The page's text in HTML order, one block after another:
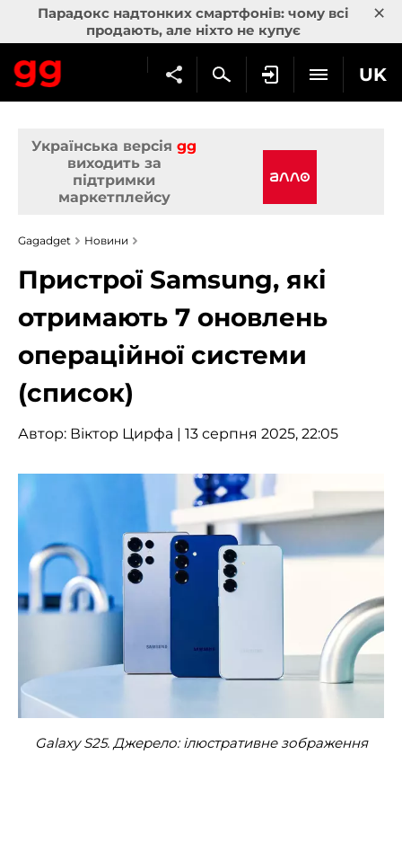
Парадокс надтонких смартфонів: чому всі
продають, але ніхто не купує
×
UK
Українська версія gg
виходить за
підтримки
маркетплейсу
Gagadget Новини
Пристрої Samsung, які
отримають 7 оновлень
операційної системи
(список)
Автор: Віктор Цирфа | 13 серпня 2025, 22:05
Galaxy S25. Джерело: ілюстративне зображення